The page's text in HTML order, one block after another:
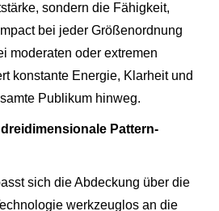
sondern die Fähigkeit,
bei jeder Größenordnung
moderaten oder extremen
konstante Energie, Klarheit und
Publikum hinweg.
Pattern-
sich die Abdeckung über die
werkzeuglos an die